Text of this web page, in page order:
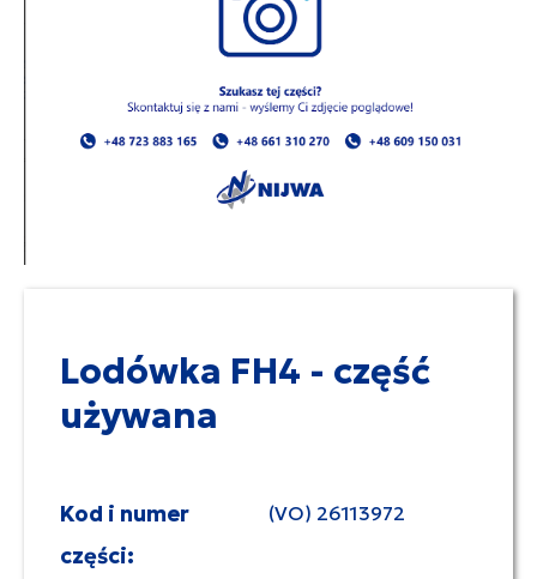
Lodówka FH4 - część
używana
Kod i numer
części:
(VO) 26113972